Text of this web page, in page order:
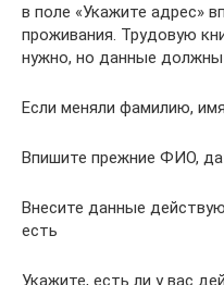
в поле «Укажите адрес»
проживания. Трудовую
нужно, но данные должны
Если меняли фамилию,
Впишите прежние ФИО,
Внесите данные
есть
Укажите, есть ли у вас